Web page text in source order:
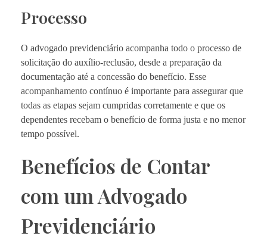
Processo
O advogado previdenciário acompanha todo o processo de
solicitação do auxílio-reclusão, desde a preparação da
documentação até a concessão do benefício. Esse
acompanhamento contínuo é importante para assegurar que
todas as etapas sejam cumpridas corretamente e que os
dependentes recebam o benefício de forma justa e no menor
tempo possível.
Benefícios de Contar
com um Advogado
Previdenciário